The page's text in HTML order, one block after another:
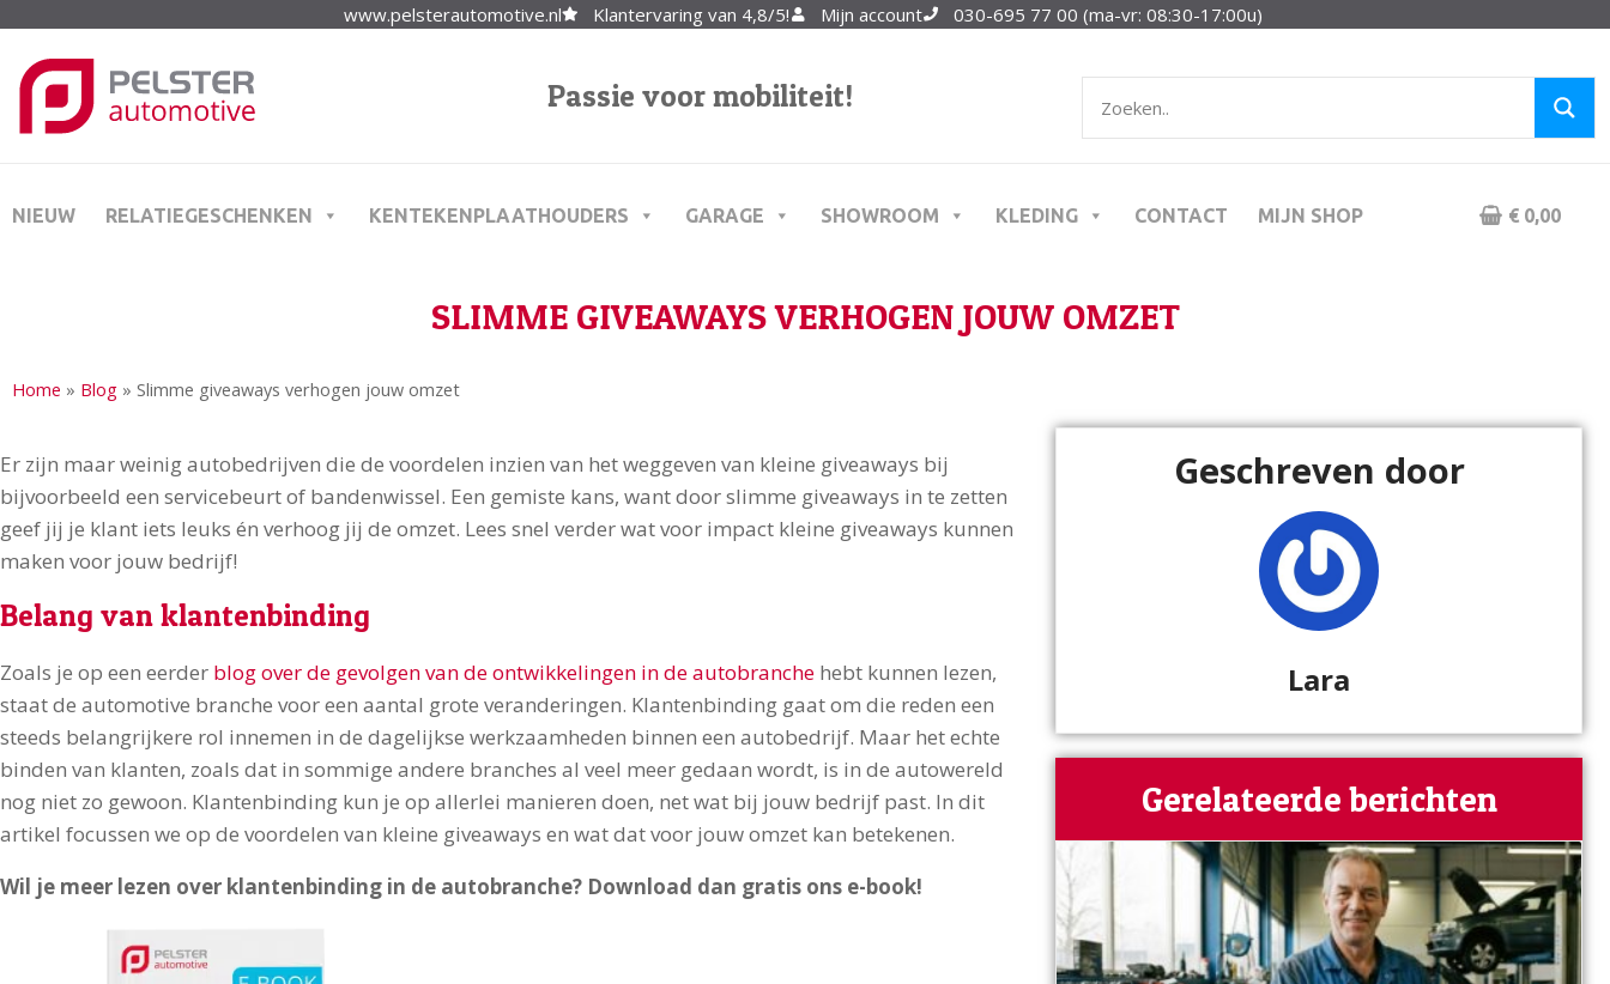
www.pelsterautomotive.nl Klantervaring van 4,8/5! Mijn account 030-695 77 00 (ma-vr: 08:30-17:00u)
Passie voor mobiliteit!
NIEUW RELATIEGESCHENKEN KENTEKENPLAATHOUDERS GARAGE SHOWROOM KLEDING CONTACT MIJN SHOP € 0,00
SLIMME GIVEAWAYS VERHOGEN JOUW OMZET
Home » Blog » Slimme giveaways verhogen jouw omzet
Er zijn maar weinig autobedrijven die de voordelen inzien van het weggeven van kleine giveaways bij
bijvoorbeeld een servicebeurt of bandenwissel. Een gemiste kans, want door slimme giveaways in te zetten
geef jij je klant iets leuks én verhoog jij de omzet. Lees snel verder wat voor impact kleine giveaways kunnen
maken voor jouw bedrijf!
Belang van klantenbinding
Zoals je op een eerder blog over de gevolgen van de ontwikkelingen in de autobranche hebt kunnen lezen,
staat de automotive branche voor een aantal grote veranderingen. Klantenbinding gaat om die reden een
steeds belangrijkere rol innemen in de dagelijkse werkzaamheden binnen een autobedrijf. Maar het echte
binden van klanten, zoals dat in sommige andere branches al veel meer gedaan wordt, is in de autowereld
nog niet zo gewoon. Klantenbinding kun je op allerlei manieren doen, net wat bij jouw bedrijf past. In dit
artikel focussen we op de voordelen van kleine giveaways en wat dat voor jouw omzet kan betekenen.
Wil je meer lezen over klantenbinding in de autobranche? Download dan gratis ons e-book!
Geschreven door
Lara
Gerelateerde berichten